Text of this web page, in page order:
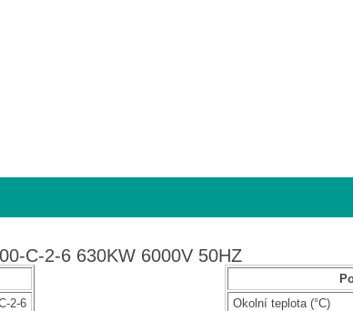
C-2-6 630KW 6000V 50HZ
2-6
Okolní teplota (°C)